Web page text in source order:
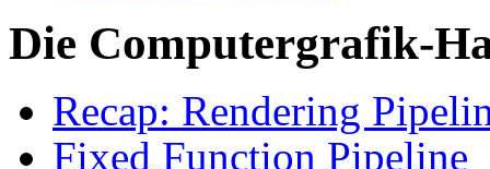
Die Computergrafik-
Recap: Rendering
Fixed Function Pipeline